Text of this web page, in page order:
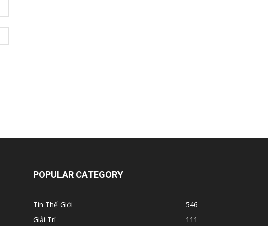
POPULAR CATEGORY
Tin Thế Giới
546
Giải Trí
111